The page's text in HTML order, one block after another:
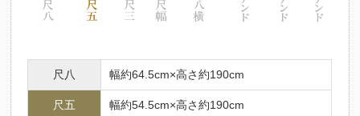
尺八 幅約64.5cm×高さ約190cm
尺五 幅約54.5cm×高さ約190cm